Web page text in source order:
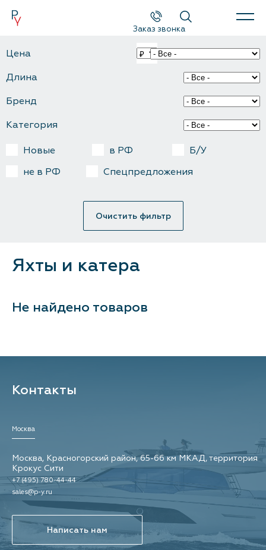
Заказ звонка
Каталог
Спецпредложения
Сервис и оборудование
Новости и события
Цена
Длина
Бренд
Категория
Новые в РФ
Б/У
не в РФ
Спецпредложения
Очистить фильтр
Яхты и катера
Не найдено товаров
Контакты
Москва
Москва, Красногорский район, 65-66 км МКАД, территория
Крокус Сити
+7 (495) 780-44-44
sales@p-y.ru
Написать нам